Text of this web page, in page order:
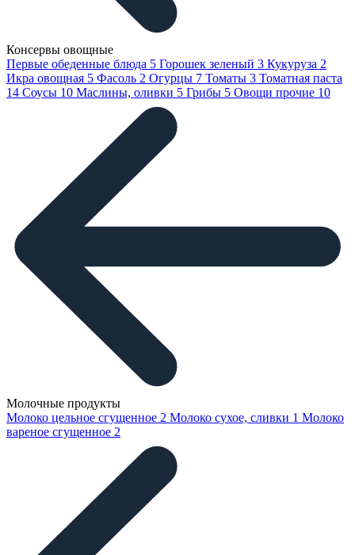
Консервы овощные
Первые обеденные блюда 5 Горошек зеленый 3 Кукуруза 2
Икра овощная 5 Фасоль 2 Огурцы 7 Томаты 3 Томатная паста
14 Соусы 10 Маслины, оливки 5 Грибы 5 Овощи прочие 10
Молочные продукты
Молоко цельное сгущенное 2 Молоко сухое, сливки 1 Молоко
вареное сгущенное 2